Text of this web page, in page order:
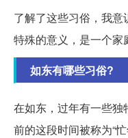
了解了这些习俗，我
特殊的意义，是一个家
如东有哪些习俗?
在如东，过年有一些独
前的这段时间被称为“